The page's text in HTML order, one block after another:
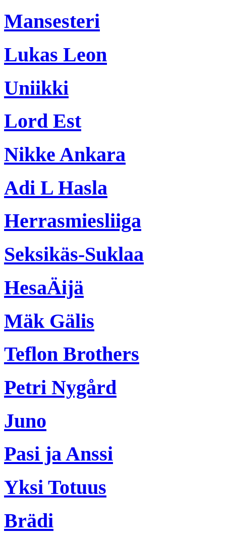
Mansesteri
Lukas Leon
Uniikki
Lord Est
Nikke Ankara
Adi L Hasla
Herrasmiesliiga
Seksikäs-Suklaa
HesaÄijä
Mäk Gälis
Teflon Brothers
Petri Nygård
Juno
Pasi ja Anssi
Yksi Totuus
Brädi